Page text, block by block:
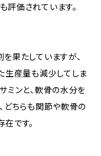
価されています。
果たしていますが、
生産量も減少してしま
ミンと、軟骨の水分を
どちらも関節や軟骨の
です。